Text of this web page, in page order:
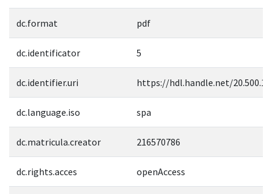
dc.format pdf
dc.identificator 5
dc.identifier.uri https://hdl.handle.net/
dc.language.iso spa
dc.matricula.creator 216570786
dc.rights.acces openAccess